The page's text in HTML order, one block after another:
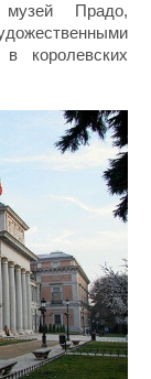
Прадо,
королевских